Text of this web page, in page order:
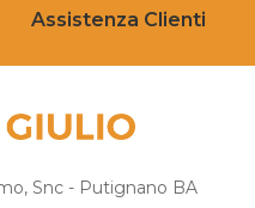
Assistenza Clienti
Snc - Putignano BA